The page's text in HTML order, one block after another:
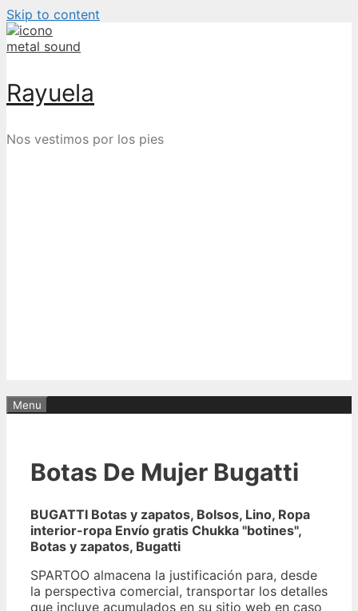
Skip to content
Rayuela
Nos vestimos por los pies
Menu
Botas De Mujer Bugatti
BUGATTI Botas y zapatos, Bolsos, Lino, Ropa
interior-ropa Envío gratis Chukka "botines",
Botas y zapatos, Bugatti
SPARTOO almacena la justificación para, desde
la perspectiva comercial, transportar los detalles
que incluye acumulados en su sitio web en caso